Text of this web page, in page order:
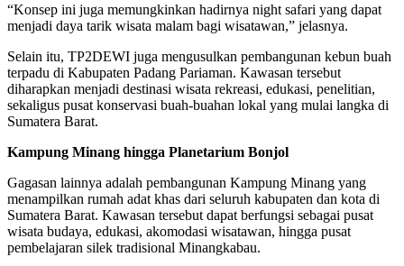
“Konsep ini juga memungkinkan hadirnya night safari yang dapat
menjadi daya tarik wisata malam bagi wisatawan,” jelasnya.
Selain itu, TP2DEWI juga mengusulkan pembangunan kebun buah
terpadu di Kabupaten Padang Pariaman. Kawasan tersebut
diharapkan menjadi destinasi wisata rekreasi, edukasi, penelitian,
sekaligus pusat konservasi buah-buahan lokal yang mulai langka di
Sumatera Barat.
Kampung Minang hingga Planetarium Bonjol
Gagasan lainnya adalah pembangunan Kampung Minang yang
menampilkan rumah adat khas dari seluruh kabupaten dan kota di
Sumatera Barat. Kawasan tersebut dapat berfungsi sebagai pusat
wisata budaya, edukasi, akomodasi wisatawan, hingga pusat
pembelajaran silek tradisional Minangkabau.